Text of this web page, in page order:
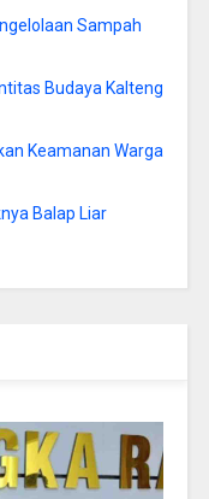
Sampah
Budaya Kalteng
Keamanan Warga
Balap Liar